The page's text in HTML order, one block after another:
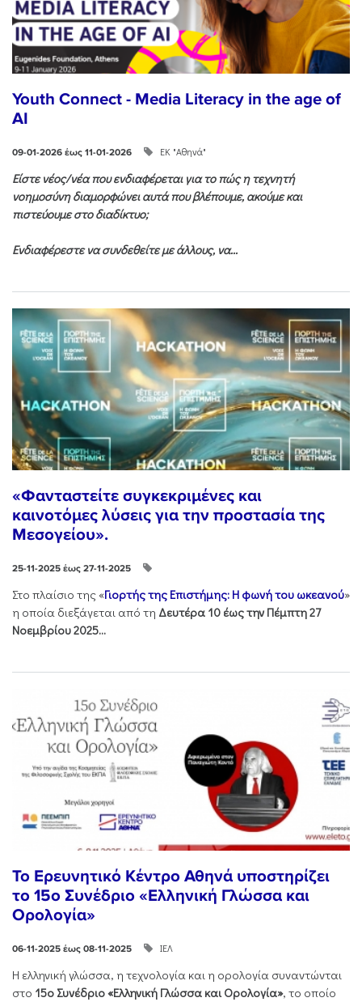
Youth Connect - Media Literacy in the age of
AI
09-01-2026 έως 11-01-2026 ΕΚ "Αθηνά"
Είστε νέος/νέα που ενδιαφέρεται για το πώς η τεχνητή
νοημοσύνη διαμορφώνει αυτά που βλέπουμε, ακούμε και
πιστεύουμε στο διαδίκτυο;
Ενδιαφέρεστε να συνδεθείτε με άλλους, να...
«Φανταστείτε συγκεκριμένες και
καινοτόμες λύσεις για την προστασία της
Μεσογείου».
25-11-2025 έως 27-11-2025
Στo πλαίσιo της «Γιορτής της Επιστήμης: Η φωνή του ωκεανού»
η οποία διεξάγεται από τη Δευτέρα 10 έως την Πέμπτη 27
Νοεμβρίου 2025...
Το Ερευνητικό Κέντρο Αθηνά υποστηρίζει
το 15ο Συνέδριο «Ελληνική Γλώσσα και
Ορολογία»
06-11-2025 έως 08-11-2025 ΙΕΛ
Η ελληνική γλώσσα, η τεχνολογία και η ορολογία συναντώνται
στο 15ο Συνέδριο «Ελληνική Γλώσσα και Ορολογία», το οποίο